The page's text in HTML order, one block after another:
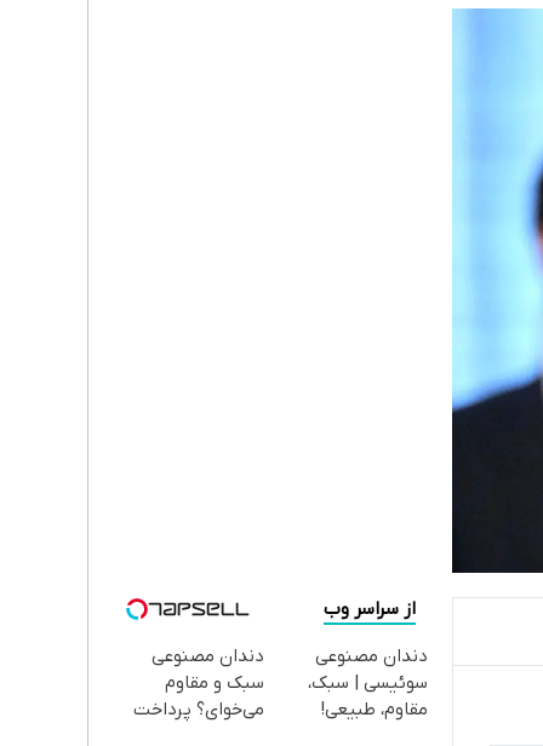
از سراسر وب
دندان مصنوعی
سوئیسی | سبک،
مقاوم، طبیعی!
دندان مصنوعی
سبک و مقاوم
می‌خوای؟ پرداخت